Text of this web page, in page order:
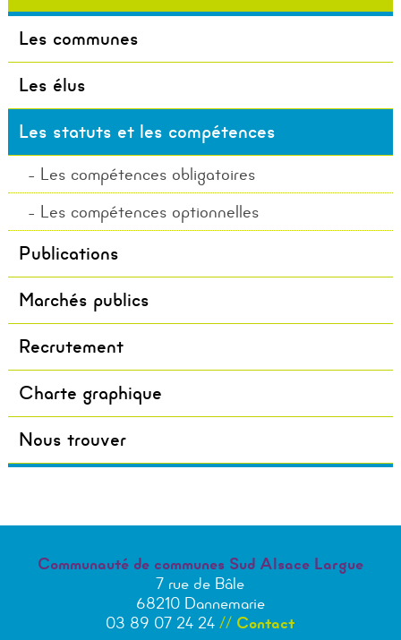
Les communes
Les élus
Les statuts et les compétences
Les compétences obligatoires
Les compétences optionnelles
Publications
Marchés publics
Recrutement
Charte graphique
Nous trouver
Communauté de communes Sud Alsace Largue
7 rue de Bâle
68210 Dannemarie
03 89 07 24 24// Contact